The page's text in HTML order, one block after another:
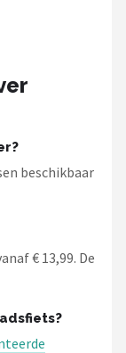
beschikbaar
€ 13,99. De